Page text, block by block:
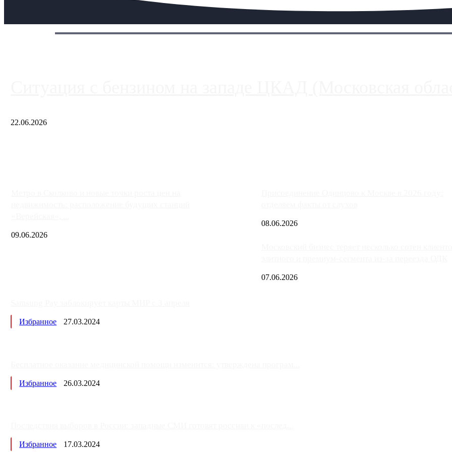
22.06.2026
09.06.2026
08.06.2026
07.06.2026
Избранное 27.03.2024
Избранное 26.03.2024
Избранное 17.03.2024